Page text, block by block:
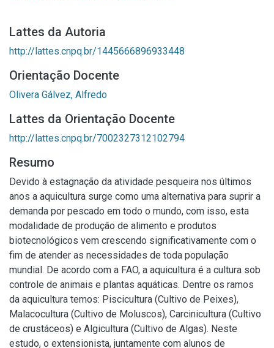
Lattes da Autoria
http://lattes.cnpq.br/1445666896933448
Orientação Docente
Olivera Gálvez, Alfredo
Lattes da Orientação Docente
http://lattes.cnpq.br/7002327312102794
Resumo
Devido à estagnação da atividade pesqueira nos últimos
anos a aquicultura surge como uma alternativa para suprir a
demanda por pescado em todo o mundo, com isso, esta
modalidade de produção de alimento e produtos
biotecnológicos vem crescendo significativamente com o
fim de atender as necessidades de toda população
mundial. De acordo com a FAO, a aquicultura é a cultura sob
controle de animais e plantas aquáticas. Dentre os ramos
da aquicultura temos: Piscicultura (Cultivo de Peixes),
Malacocultura (Cultivo de Moluscos), Carcinicultura (Cultivo
de crustáceos) e Algicultura (Cultivo de Algas). Neste
estudo, o extensionista, juntamente com alunos de